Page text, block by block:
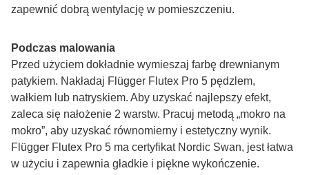
zapewnić dobrą wentylację w pomieszczeniu.
Podczas malowania
Przed użyciem dokładnie wymieszaj farbę drewnianym
patykiem. Nakładaj Flügger Flutex Pro 5 pędzlem,
wałkiem lub natryskiem. Aby uzyskać najlepszy efekt,
zaleca się nałożenie 2 warstw. Pracuj metodą „mokro na
mokro”, aby uzyskać równomierny i estetyczny wynik.
Flügger Flutex Pro 5 ma certyfikat Nordic Swan, jest łatwa
w użyciu i zapewnia gładkie i piękne wykończenie.